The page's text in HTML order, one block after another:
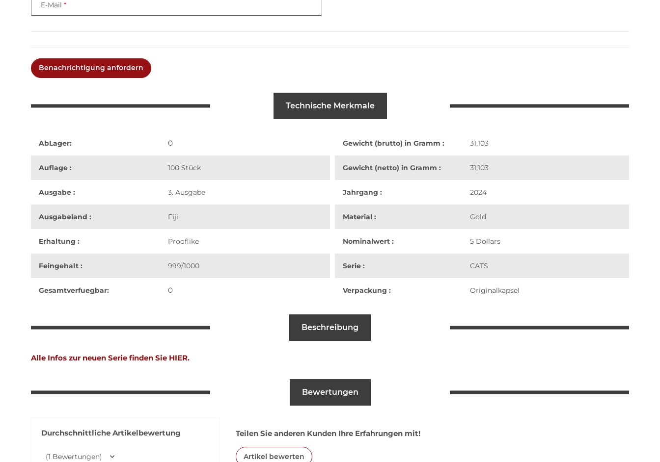
E-Mail
Benachrichtigung anfordern
Technische Merkmale
AbLager: 0
Auflage : 100 Stück
Ausgabe : 3. Ausgabe
Ausgabeland : Fiji
Erhaltung : Prooflike
Feingehalt : 999/1000
Gesamtverfuegbar: 0
Gewicht (brutto) in Gramm : 31,103
Gewicht (netto) in Gramm : 31,103
Jahrgang : 2024
Material : Gold
Nominalwert : 5 Dollars
Serie : CATS
Verpackung : Originalkapsel
Beschreibung
Alle Infos zur neuen Serie finden Sie HIER.
Bewertungen
Durchschnittliche Artikelbewertung
(1 Bewertungen)
Teilen Sie anderen Kunden Ihre Erfahrungen mit!
Artikel bewerten